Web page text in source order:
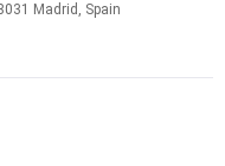
Madrid, Spain